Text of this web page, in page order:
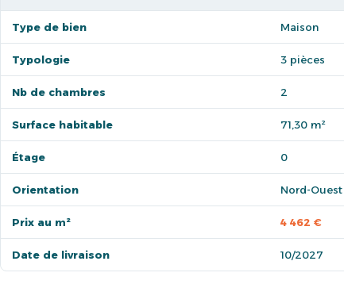
Type de bien Maison
Typologie 3 pièces
Nb de chambres 2
Surface habitable 71,30 m²
Étage 0
Orientation Nord-Ouest
Prix au m² 4 462 €
Date de livraison 10/2027